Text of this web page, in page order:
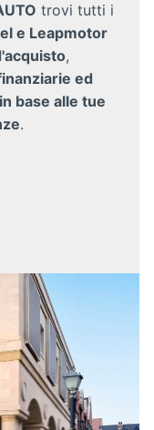
trovi tutti i
e Leapmotor
,
ed
base alle tue
.